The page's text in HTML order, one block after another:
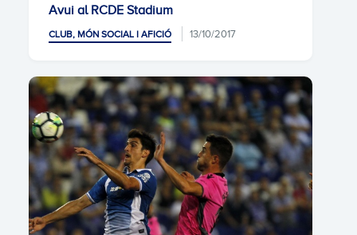
Avui al RCDE Stadium
CLUB, MÓN SOCIAL I AFICIÓ 13/10/2017